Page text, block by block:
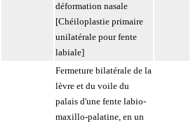
déformation nasale
[Chéiloplastie primaire
unilatérale pour fente
labiale]
Fermeture bilatérale de la
lèvre et du voile du
palais d'une fente labio-
maxillo-palatine, en un